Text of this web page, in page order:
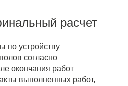
расчет
по устройству
согласно
окончания работ
выполненных работ,